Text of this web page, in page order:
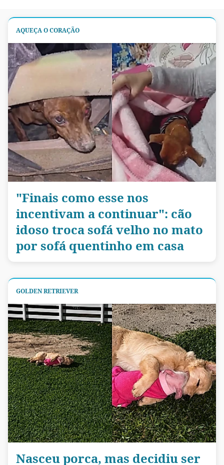
AQUEÇA O CORAÇÃO
"Finais como esse nos
incentivam a continuar": cão
idoso troca sofá velho no mato
por sofá quentinho em casa
GOLDEN RETRIEVER
Nasceu porca, mas decidiu ser